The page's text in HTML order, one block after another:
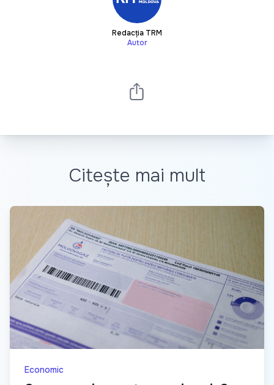
Redacția TRM
Autor
Citește mai mult
Economic